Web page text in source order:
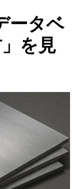
ータベ
を見